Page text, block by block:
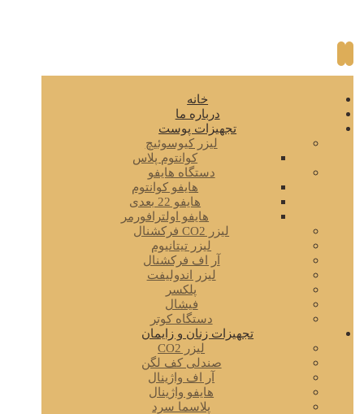
خانه
درباره ما
تجهیزات پوست
لیزر کیوسوئیچ
کوانتوم پلاس
دستگاه هایفو
هایفو کوانتوم
هایفو 22 بعدی
هایفو اولترافورمر
لیزر CO2 فرکشنال
لیزر تیتانیوم
آر اف فرکشنال
لیزر اندولیفت
پلکسر
فیشال
دستگاه کوتر
تجهیزات زنان و زایمان
لیزر CO2
صندلی کف لگن
آر اف واژینال
هایفو واژینال
پلاسما سرد